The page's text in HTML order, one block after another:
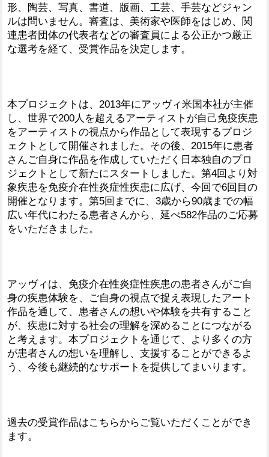
形、陶芸、写真、書道、版画、工芸、手芸などジャン
ルは問いません。審査は、美術家や医師をはじめ、関
連患者団体の代表者などの審査員による公正かつ厳正
な選考を経て、受賞作品を決定します。
本プロジェクトは、2013年にアッヴィ米国本社が主催
し、世界で200人を超えるアーティストが自己免疫疾患
をアーティストの視点から作品として表現するプロジ
ェクトとして開催されました。その後、2015年に患者
さんご自身に作品を作成していただく日本独自のプロ
ジェクトとして新たにスタートしました。第4回より対
象疾患を免疫介在性炎症性疾患に広げ、今回で6回目の
開催となります。第5回までに、3歳から90歳までの幅
広い年代にわたる患者さんから、延べ582作品のご応募
をいただきました。
アッヴィは、免疫介在性炎症性疾患の患者さんがご自
身の疾患体験を、ご自身の視点で捉え表現したアート
作品を通して、患者さんの想いや体験を共有すること
が、疾患に対する社会の理解を深めることにつながる
と考えます。本プロジェクトを通じて、より多くの方
が患者さんの想いを理解し、支援することができるよ
う、今後も継続的なサポートを提供してまいります。
過去の受賞作品はこちらからご覧いただくことができ
ます。